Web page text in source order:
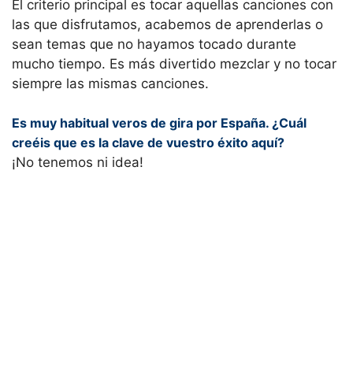
El criterio principal es tocar aquellas canciones con
las que disfrutamos, acabemos de aprenderlas o
sean temas que no hayamos tocado durante
mucho tiempo. Es más divertido mezclar y no tocar
siempre las mismas canciones.
Es muy habitual veros de gira por España. ¿Cuál
creéis que es la clave de vuestro éxito aquí?
¡No tenemos ni idea!